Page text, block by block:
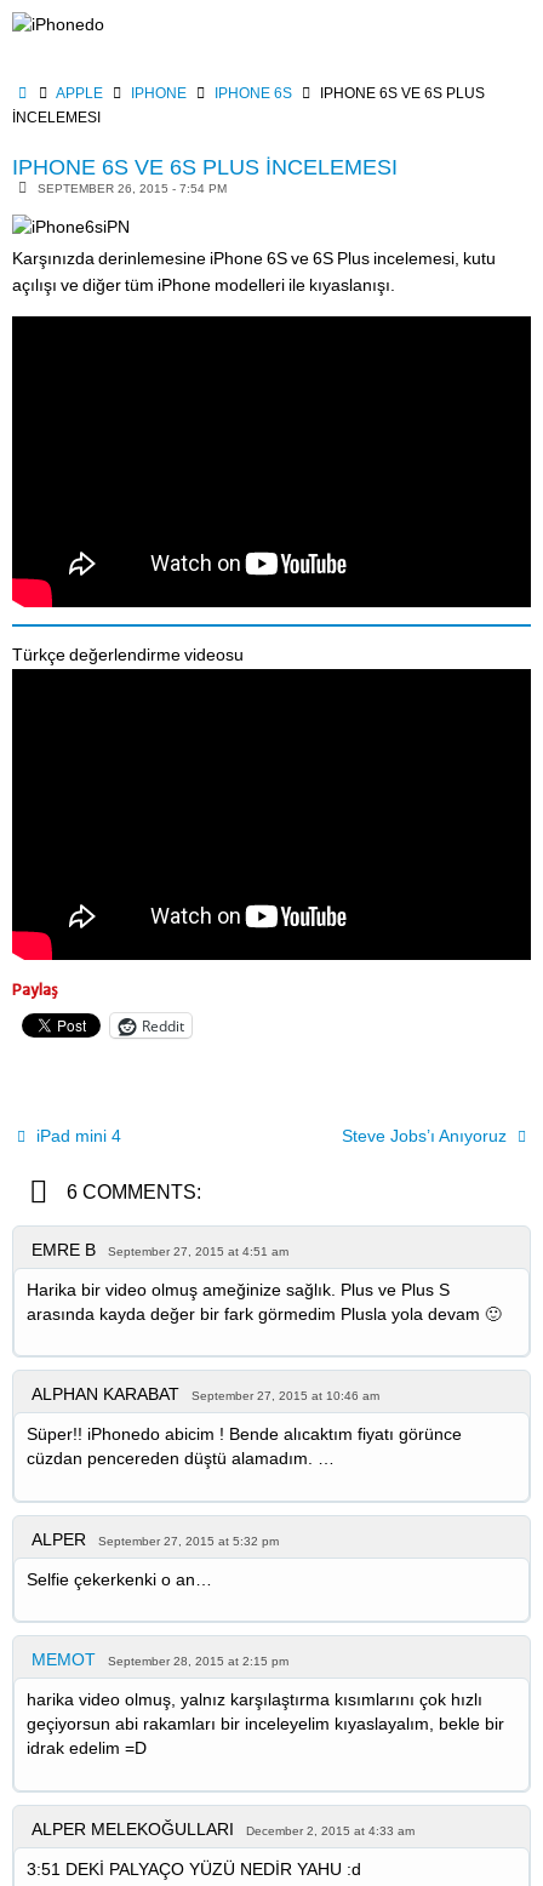
Skip
HOMEAPPLE IPHONE IPHONE 6S
IPHONE 6S VE 6S PLUS
İNCELEMESI
IPHONE 6S VE 6S PLUS İNCELEMESI
SEPTEMBER 26, 2015 - 7:54 PM
Karşınızda derinlemesine iPhone 6S ve 6S Plus incelemesi, kutu
açılışı ve diğer tüm iPhone modelleri ile kıyaslanışı.
Türkçe değerlendirme videosu
Paylaş
Reddit
iPad mini 4 Steve Jobs’ı Anıyoruz
6 COMMENTS:
EMRE B September 27, 2015 at 4:51 am
Harika bir video olmuş ameğinize sağlık. Plus ve Plus S
arasında kayda değer bir fark görmedim Plusla yola devam 🙂
ALPHAN KARABAT September 27, 2015 at 10:46 am
Süper!! iPhonedo abicim ! Bende alıcaktım fiyatı görünce
cüzdan pencereden düştü alamadım. …
ALPER September 27, 2015 at 5:32 pm
Selfie çekerkenki o an…
MEMOT September 28, 2015 at 2:15 pm
harika video olmuş, yalnız karşılaştırma kısımlarını çok hızlı
geçiyorsun abi rakamları bir inceleyelim kıyaslayalım, bekle bir
idrak edelim =D
ALPER MELEKOĞULLARI December 2, 2015 at 4:33 am
3:51 DEKİ PALYAÇO YÜZÜ NEDİR YAHU :d